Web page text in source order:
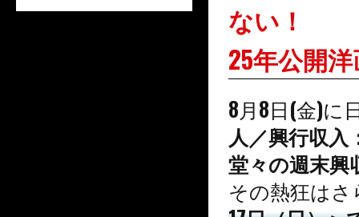
ない！
25年公開
8月8日(金)に
人／興行収入
堂々の週末興
その熱狂は